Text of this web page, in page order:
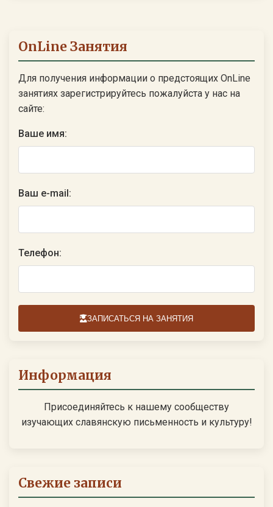
OnLine Занятия
Для получения информации о предстоящих OnLine
занятиях зарегистрируйтесь пожалуйста у нас на
сайте:
Ваше имя:
Ваш e-mail:
Телефон:
ЗАПИСАТЬСЯ НА ЗАНЯТИЯ
Информация
Присоединяйтесь к нашему сообществу
изучающих славянскую письменность и культуру!
Свежие записи